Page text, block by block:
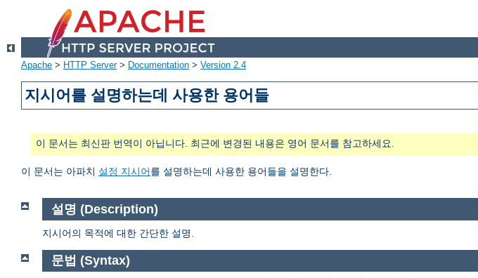
Apache > HTTP Server> Documentation > Version 2.4
지시어를 설명하는데 사용한 용어들
이 문서는 최신판 번역이 아닙니다. 최근에 변경된 내용은 영어 문서를 참고하세요.
이 문서는 아파치 설정 지시어를 설명하는데 사용한 용어들을 설명한다.
설명 (Description)
지시어의 목적에 대한 간단한 설명.
문법 (Syntax)